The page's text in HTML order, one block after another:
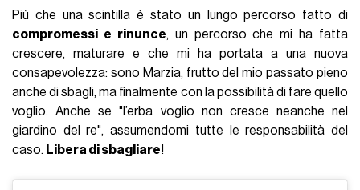
Più che una scintilla è stato un lungo percorso fatto di
compromessi e rinunce, un percorso che mi ha fatta
crescere, maturare e che mi ha portata a una nuova
consapevolezza: sono Marzia, frutto del mio passato pieno
anche di sbagli, ma finalmente con la possibilità di fare quello
voglio. Anche se "l’erba voglio non cresce neanche nel
giardino del re", assumendomi tutte le responsabilità del
caso. Libera di sbagliare!